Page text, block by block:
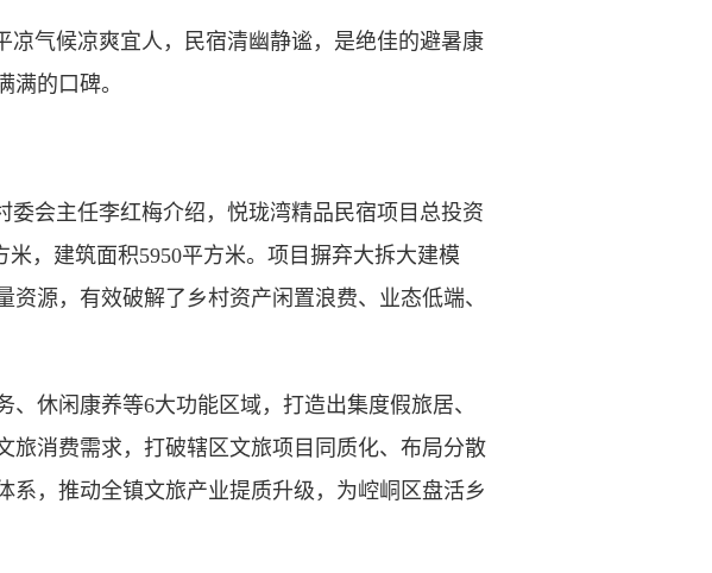
气候凉爽宜人，民宿清幽静谧，是绝佳的避暑康
的口碑。
会主任李红梅介绍，悦珑湾精品民宿项目总投资
，建筑面积5950平方米。项目摒弃大拆大建模
源，有效破解了乡村资产闲置浪费、业态低端、
休闲康养等6大功能区域，打造出集度假旅居、
旅消费需求，打破辖区文旅项目同质化、布局分散
，推动全镇文旅产业提质升级，为崆峒区盘活乡